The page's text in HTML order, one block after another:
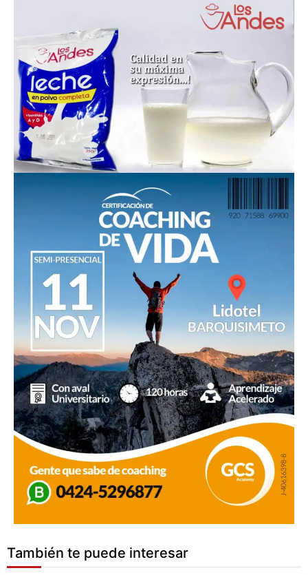
También te puede interesar